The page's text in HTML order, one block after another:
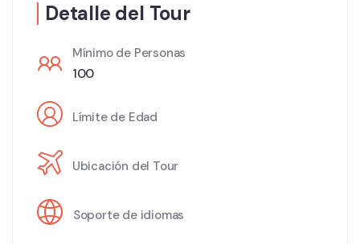
Detalle del Tour
Mínimo de Personas
100
Límite de Edad
Ubicación del Tour
Soporte de idiomas